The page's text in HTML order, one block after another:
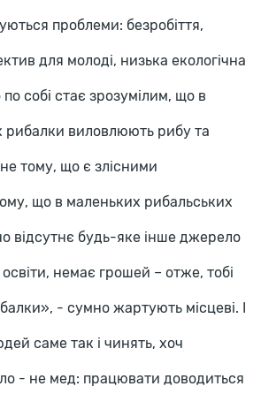
проблеми: безробіття,
для молоді, низька екологічна
собі стає зрозумілим, що в
рибалки виловлюють рибу та
тому, що є злісними
що в маленьких рибальських
відсутнє будь-яке інше джерело
немає грошей – отже, тобі
- сумно жартують місцеві. І
саме так і чинять, хоч
- не мед: працювати доводиться